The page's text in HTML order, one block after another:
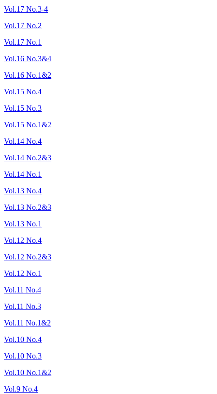
Vol.17 No.3-4
Vol.17 No.2
Vol.17 No.1
Vol.16 No.3&4
Vol.16 No.1&2
Vol.15 No.4
Vol.15 No.3
Vol.15 No.1&2
Vol.14 No.4
Vol.14 No.2&3
Vol.14 No.1
Vol.13 No.4
Vol.13 No.2&3
Vol.13 No.1
Vol.12 No.4
Vol.12 No.2&3
Vol.12 No.1
Vol.11 No.4
Vol.11 No.3
Vol.11 No.1&2
Vol.10 No.4
Vol.10 No.3
Vol.10 No.1&2
Vol.9 No.4